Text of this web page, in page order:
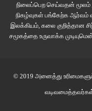
இடம்பிடிக்கிறது செய்கிறது
Perfume (The
Perfume the
நிலைப்பெற செய்வதன்
நிகழ்வுகள் பங்கேற்க ஆர்வம்
இலக்கியம், கலை குறித்தான
சமூகத்தை உருவாக்க
© 2019 அனைத்து